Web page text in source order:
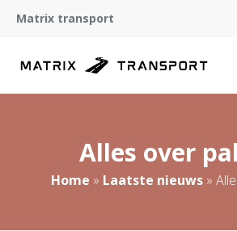
Matrix transport
Alles over
Home » Laatste nieuws»